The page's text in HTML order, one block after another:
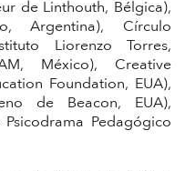
de Linthouth, Bélgica),
Argentina), Círculo
Liorenzo Torres,
México), Creative
Foundation, EUA),
de Beacon, EUA),
Pedagógico